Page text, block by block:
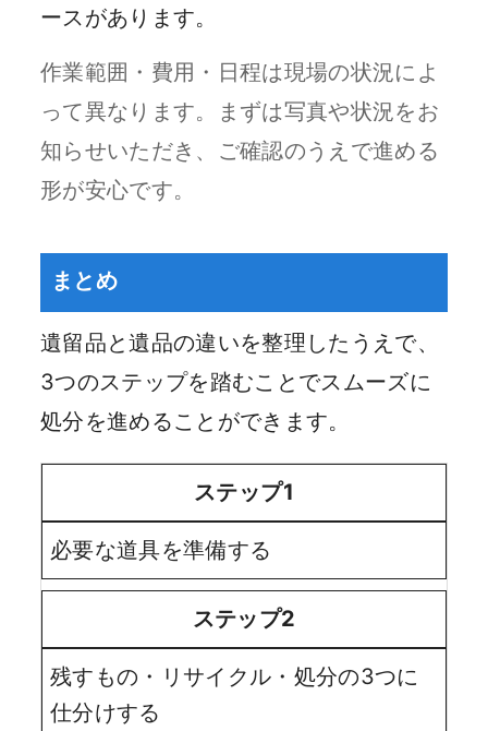
ースがあります。
作業範囲・費用・日程は現場の状況によ
って異なります。まずは写真や状況をお
知らせいただき、ご確認のうえで進める
形が安心です。
まとめ
遺留品と遺品の違いを整理したうえで、
3つのステップを踏むことでスムーズに
処分を進めることができます。
ステップ1
必要な道具を準備する
ステップ2
残すもの・リサイクル・処分の3つに
仕分けする